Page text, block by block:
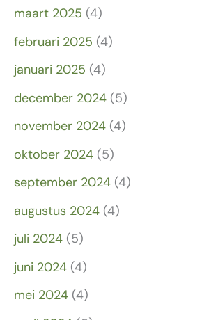
maart 2025 (4)
februari 2025 (4)
januari 2025 (4)
december 2024 (5)
november 2024 (4)
oktober 2024 (5)
september 2024 (4)
augustus 2024 (4)
juli 2024 (5)
juni 2024 (4)
mei 2024 (4)